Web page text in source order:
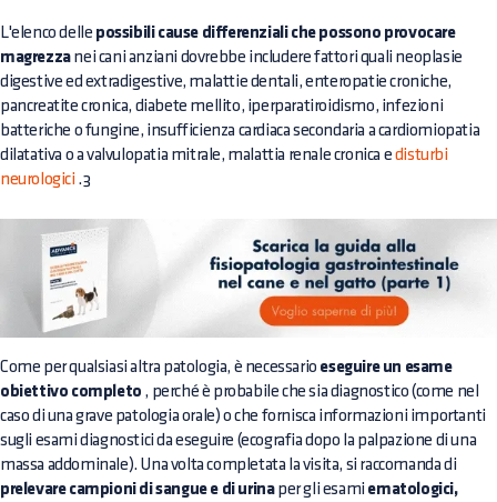
L'elenco delle possibili cause differenziali che possono provocare
magrezzanei cani anziani dovrebbe includere fattori quali neoplasie
digestive ed extradigestive, malattie dentali, enteropatie croniche,
pancreatite cronica, diabete mellito, iperparatiroidismo, infezioni
batteriche o fungine, insufficienza cardiaca secondaria a cardiomiopatia
dilatativa o a valvulopatia mitrale, malattia renale cronica e disturbi
neurologici .3
Come per qualsiasi altra patologia, è necessario eseguire un esame
obiettivo completo , perché è probabile che sia diagnostico (come nel
caso di una grave patologia orale) o che fornisca informazioni importanti
sugli esami diagnostici da eseguire (ecografia dopo la palpazione di una
massa addominale). Una volta completata la visita, si raccomanda di
prelevare campioni di sangue e di urinaper gli esami ematologici,